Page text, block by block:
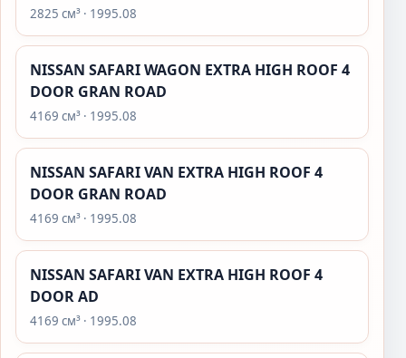
2825 см³ · 1995.08
NISSAN SAFARI WAGON EXTRA HIGH ROOF 4
DOOR GRAN ROAD
4169 см³ · 1995.08
NISSAN SAFARI VAN EXTRA HIGH ROOF 4
DOOR GRAN ROAD
4169 см³ · 1995.08
NISSAN SAFARI VAN EXTRA HIGH ROOF 4
DOOR AD
4169 см³ · 1995.08